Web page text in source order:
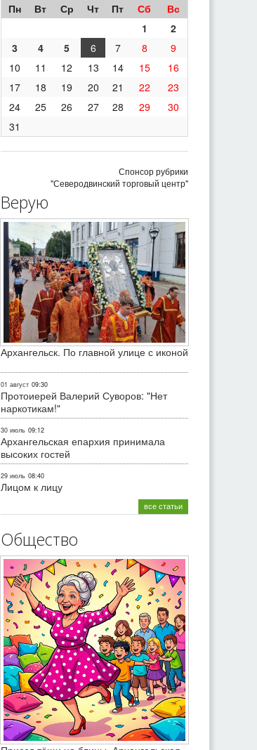
Пн Вт Ср Чт Пт Сб
Вс
1
2
3
4 5 6 7 8
9
10
11 12 13 14 15
16
17
18 19 20 21 22
23
24
25 26 27 28 29
30
31
Спонсор рубрики
"Северодвинский торговый центр"
Верую
Архангельск. По главной улице с иконой
01 август 09:30
Протоиерей Валерий Суворов: "Нет
наркотикам!"
30 июль 09:12
Архангельская епархия принимала
высоких гостей
29 июль 08:40
Лицом к лицу
все статьи
Общество